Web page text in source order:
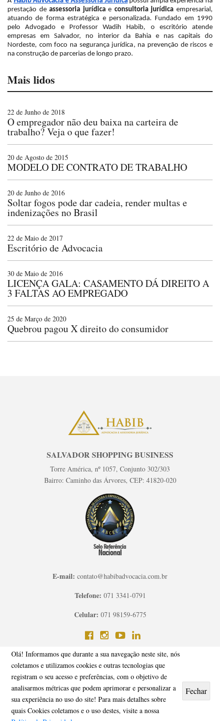
Fale com um
Advogado
prestação deassessoria jurídicae consultoria jurídica empresarial,
atuando de forma estratégica e personalizada. Fundado em 1990
pelo Advogado e Professor Wadih Habib, o escritório atende
empresas em Salvador, no interior da Bahia e nas capitais do
Nordeste, com foco na segurança jurídica, na prevenção de riscos e
na construção de parcerias de longo prazo.
Mais lidos
22 de Junho de 2018
O empregador não deu baixa na carteira de
trabalho? Veja o que fazer!
20 de Agosto de 2015
MODELO DE CONTRATO DE TRABALHO
20 de Junho de 2016
Soltar fogos pode dar cadeia, render multas e
indenizações no Brasil
22 de Maio de 2017
Escritório de Advocacia
30 de Maio de 2016
LICENÇA GALA: CASAMENTO DÁ DIREITO A
3 FALTAS AO EMPREGADO
25 de Março de 2020
Quebrou pagou X direito do consumidor
Olá! Informamos que durante a sua navegação neste site, nós
coletamos e utilizamos cookies e outras tecnologias que
registram o seu acesso e preferências, com o objetivo de
analisarmos métricas que podem aprimorar e personalizar a
sua experiência no uso do site! Para mais detalhes sobre
quais Cookies coletamos e o uso destes, visite a nossa
Fechar
SALVADOR SHOPPING BUSINESS
Torre América, nº 1057, Conjunto 302/303
Bairro: Caminho das Árvores, CEP: 41820-020
E-mail: contato@habibadvocacia.com.br
Telefone: 071 3341-0791
Celular: 071 98159-6775
@Copyrigth 2026 - Todos os direitos reservados a Escritório de Advocacia
em Salvador - BA